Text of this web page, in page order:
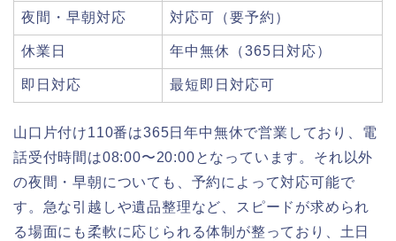
夜間・早朝対応 対応可（要予約）
休業日 年中無休（365日対応）
即日対応 最短即日対応可
山口片付け110番は365日年中無休で営業しており、電
話受付時間は08:00〜20:00となっています。それ以外
の夜間・早朝についても、予約によって対応可能で
す。急な引越しや遺品整理など、スピードが求められ
る場面にも柔軟に応じられる体制が整っており、土日